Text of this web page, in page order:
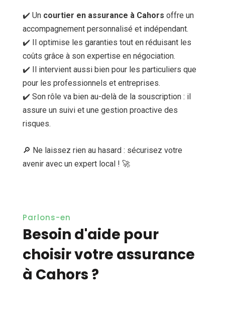
✔️ Un courtier en assurance à Cahors offre un
accompagnement personnalisé et indépendant.
✔️ Il optimise les garanties tout en réduisant les
coûts grâce à son expertise en négociation.
✔️ Il intervient aussi bien pour les particuliers que
pour les professionnels et entreprises.
✔️ Son rôle va bien au-delà de la souscription : il
assure un suivi et une gestion proactive des
risques.
🔎 Ne laissez rien au hasard : sécurisez votre
avenir avec un expert local ! 🚀
Parlons-en
Besoin d'aide pour
choisir votre assurance
à Cahors ?